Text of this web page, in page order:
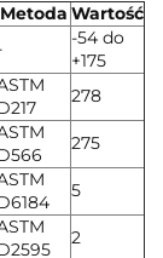
Metoda Wartość
-54 do
+175
278
275
5
2